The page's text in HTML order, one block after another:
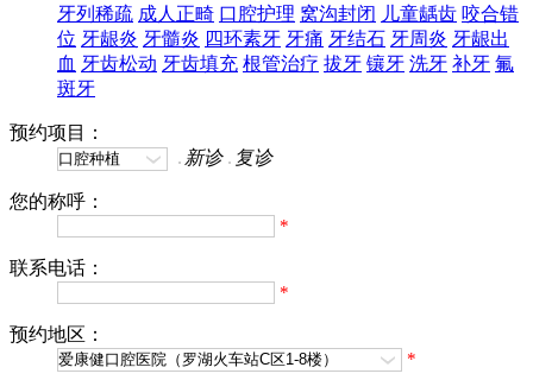
牙列稀疏 成人正畸 口腔护理 窝沟封闭 儿童龋齿 咬合错
位 牙龈炎 牙髓炎 四环素牙 牙痛 牙结石 牙周炎 牙龈出
血 牙齿松动 牙齿填充 根管治疗 拔牙 镶牙 洗牙 补牙 氟
斑牙
预约项目：
新诊
复诊
您的称呼：
*
联系电话：
*
预约地区：
*